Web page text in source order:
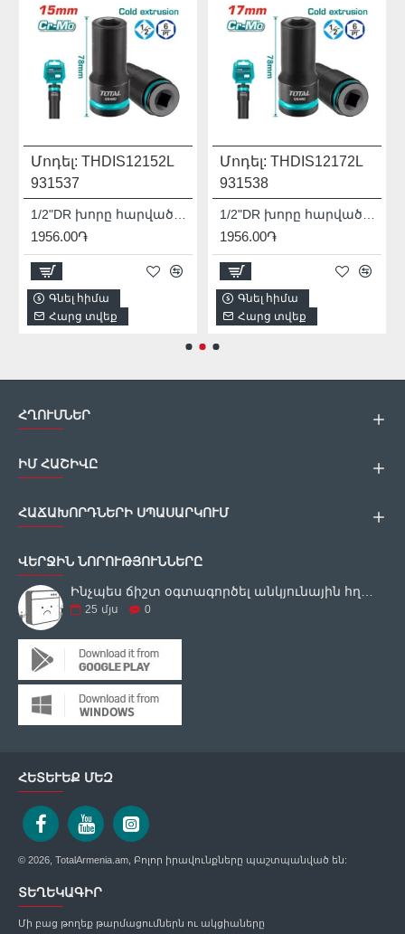
Մոդել: THDIS12152L
931537
1956.00֏
Գնել հիմա
Հարց տվեք
Մոդել: THDIS12172L
931538
1956.00֏
Գնել հիմա
Հարց տվեք
ՀՂՈՒՄՆԵՐ
ԻՄ ՀԱՇԻՎԸ
ՀԱՃԱԽՈՐԴՆԵՐԻ ՍՊԱՍԱՐԿՈՒՄ
ՎԵՐՋԻՆ ՆՈՐՈՒԹՅՈՒՆՆԵՐԸ
25 մյս 0
ՀԵՏԵՒԵՔ ՄԵԶ
© 2026, TotalArmenia.am, Բոլոր իրավունքները պաշտպանված են:
ՏԵՂԵԿԱԳԻՐ
Մի բաց թողեք թարմացումներն ու ակցիաները